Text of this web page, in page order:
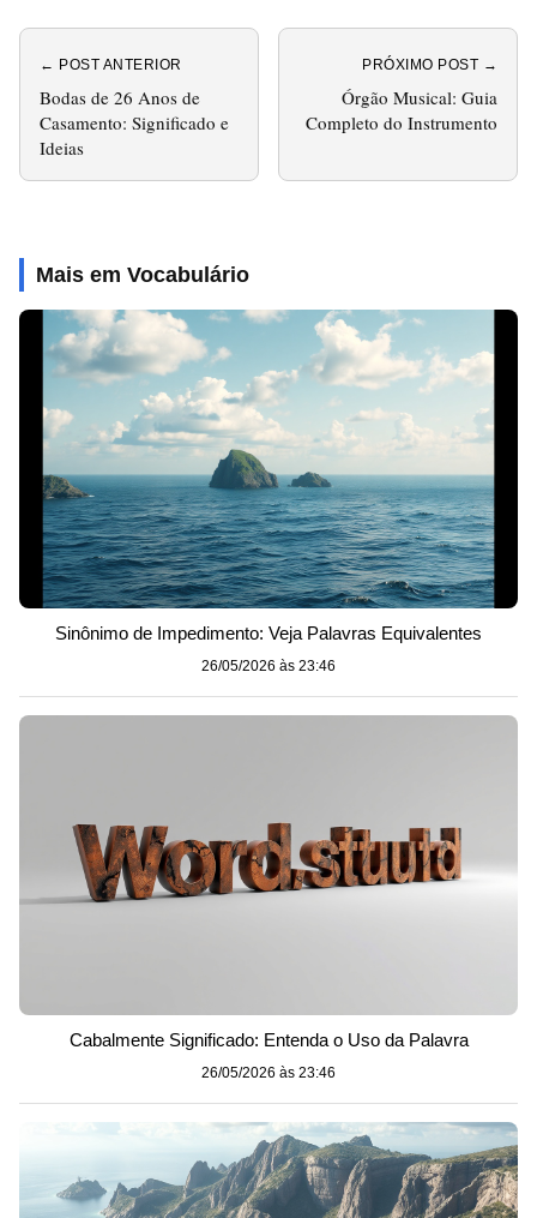
← POST ANTERIOR
Bodas de 26 Anos de
Casamento: Significado e
Ideias
PRÓXIMO POST →
Órgão Musical: Guia
Completo do Instrumento
Mais em Vocabulário
Sinônimo de Impedimento: Veja Palavras Equivalentes
26/05/2026 às 23:46
Cabalmente Significado: Entenda o Uso da Palavra
26/05/2026 às 23:46